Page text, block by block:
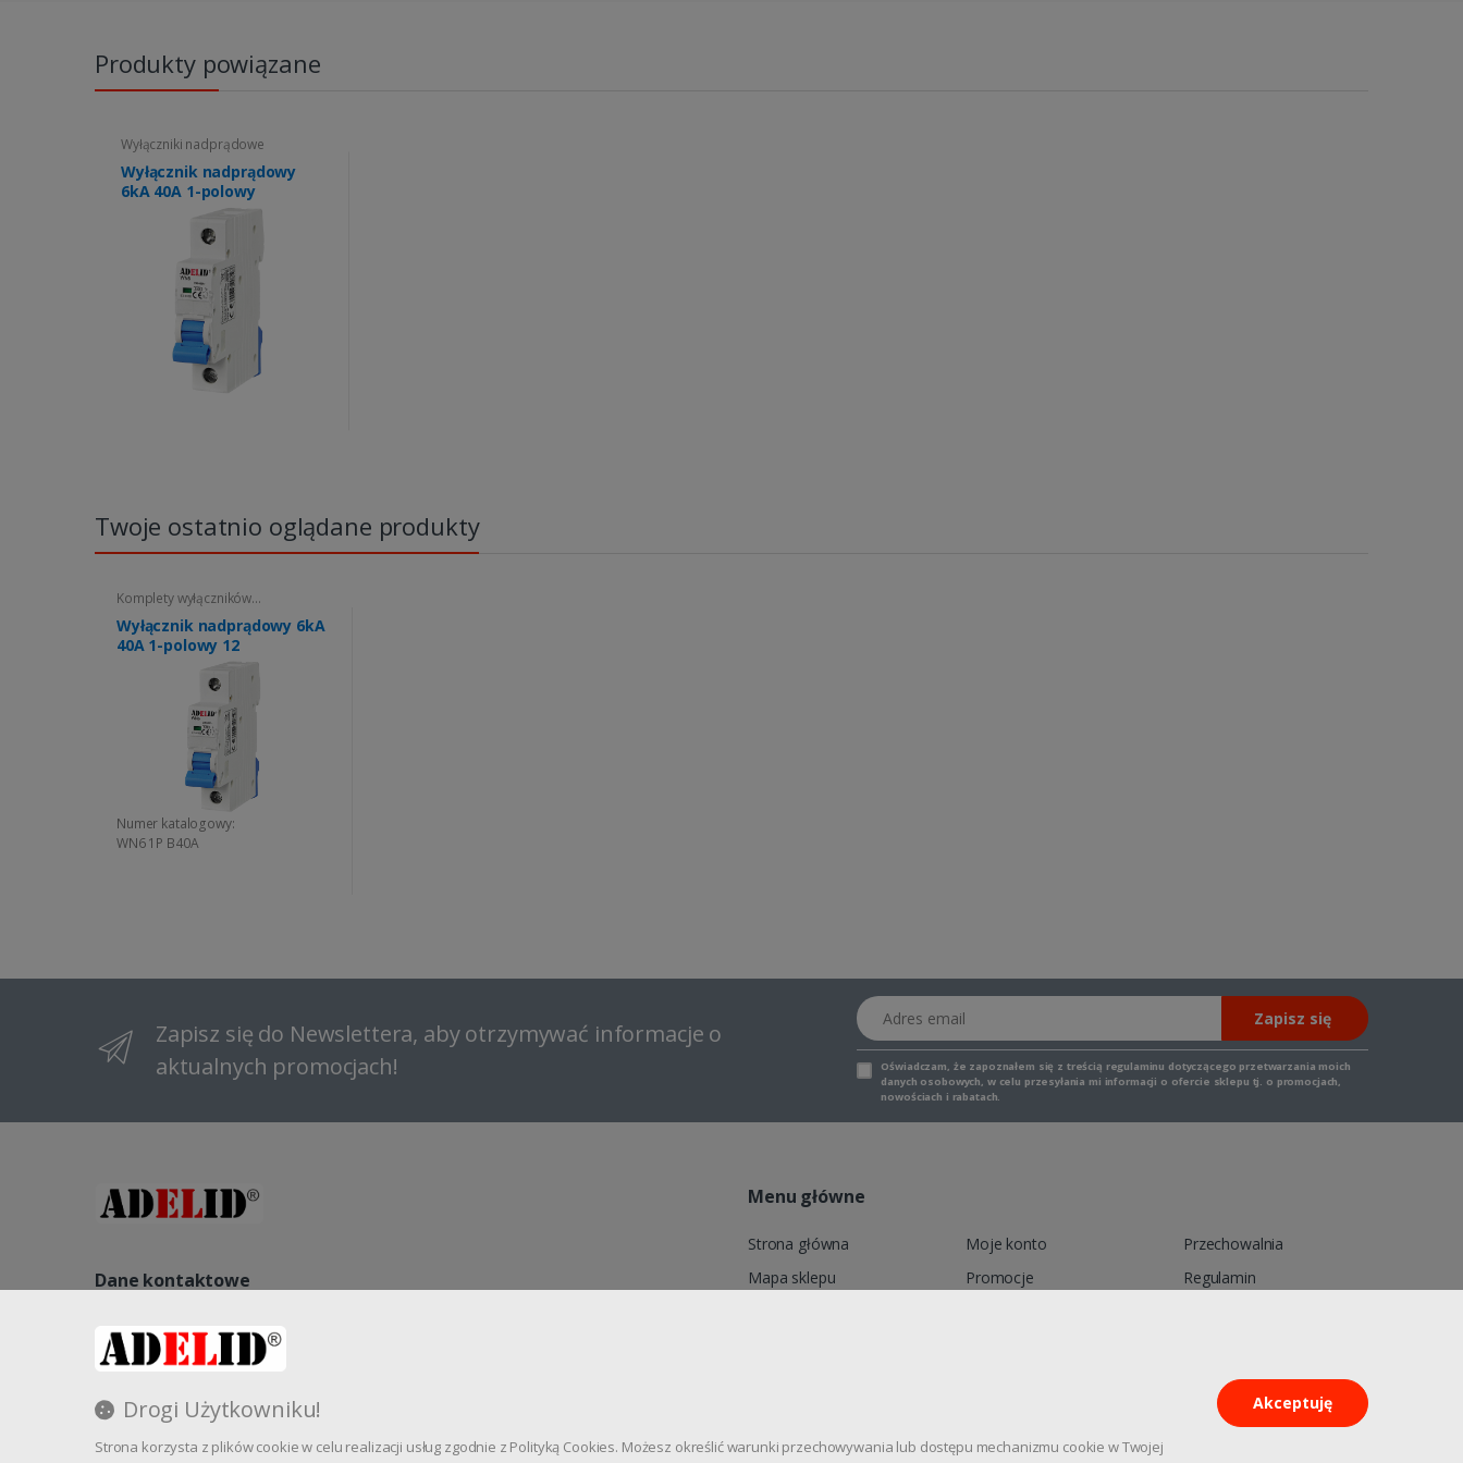
Drogi Użytkowniku!
Strona korzysta z plików cookie w celu realizacji usług zgodnie z Polityką Cookies. Możesz określić warunki przechowywania lub dostępu mechanizmu cookie w Twojej
Akceptuję
Produkty powiązane
Wyłączniki nadprądowe
Wyłącznik nadprądowy
6kA 40A 1-polowy
Twoje ostatnio oglądane produkty
Komplety wyłączników
nadprądowych
Wyłącznik nadprądowy 6kA
40A 1-polowy 12
Numer katalogowy:
WN6 1P B40A
Zapisz się do Newslettera, aby otrzymywać informacje o
aktualnych promocjach!
Adres email
Zapisz się
Oświadczam, że zapoznałem się z treścią regulaminu dotyczącego przetwarzania moich
danych osobowych, w celu przesyłania mi informacji o ofercie sklepu tj. o promocjach,
nowościach i rabatach.
Dane kontaktowe
Kopernika 27, 58-260 Bielawa, Polska
Menu główne
Strona główna
Mapa sklepu
Moje konto
Promocje
Przechowalnia
Regulamin